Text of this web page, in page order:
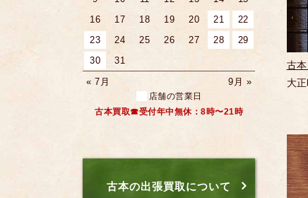
古
大
16
17 18 19 20 21
22
23
24 25 26 27 28
29
30
31
« 7月
9月 »
店舗の営業日
古本買取☎受付年中無休：8時〜21時
古本の出張買取について